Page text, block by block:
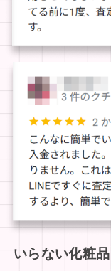
いらない化粧品